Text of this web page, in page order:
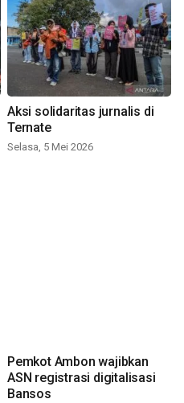
Aksi solidaritas jurnalis di
Ternate
Selasa, 5 Mei 2026
Pemkot Ambon wajibkan
ASN registrasi digitalisasi
Bansos